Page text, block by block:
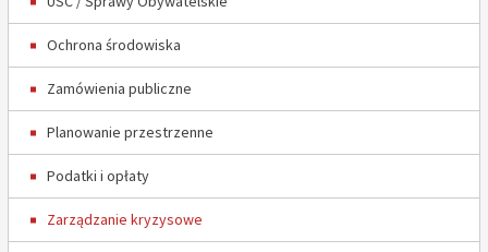
Ochrona środowiska
Zamówienia publiczne
Planowanie przestrzenne
Podatki i opłaty
Zarządzanie kryzysowe